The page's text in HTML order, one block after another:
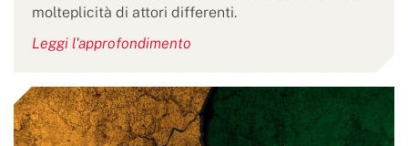
molteplicità di attori differenti.
Leggi l'approfondimento